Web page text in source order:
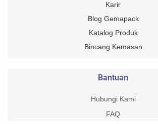
Karir
Blog Gemapack
Katalog Produk
Bincang Kemasan
Bantuan
Hubungi Kami
FAQ